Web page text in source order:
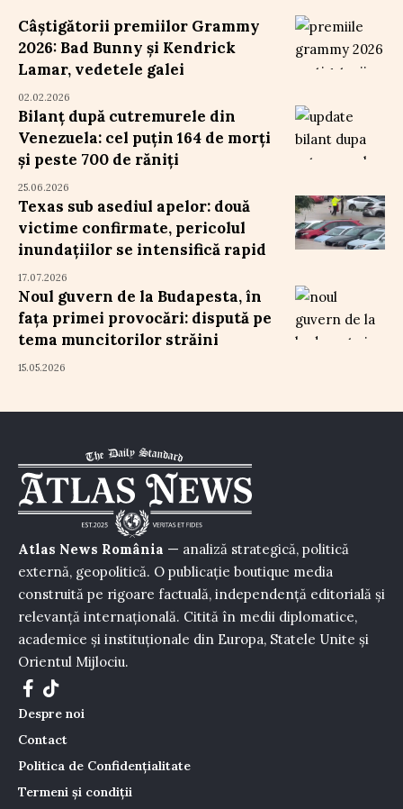
Câștigătorii premiilor Grammy
2026: Bad Bunny și Kendrick
Lamar, vedetele galei
02.02.2026
Bilanț după cutremurele din
Venezuela: cel puțin 164 de morți
și peste 700 de răniți
25.06.2026
Texas sub asediul apelor: două
victime confirmate, pericolul
inundațiilor se intensifică rapid
17.07.2026
Noul guvern de la Budapesta, în
fața primei provocări: dispută pe
tema muncitorilor străini
15.05.2026
Atlas News România — analiză strategică, politică
externă, geopolitică. O publicație boutique media
construită pe rigoare factuală, independență editorială și
relevanță internațională. Citită în medii diplomatice,
academice și instituționale din Europa, Statele Unite și
Orientul Mijlociu.
Despre noi
Contact
Politica de Confidențialitate
Termeni și condiții